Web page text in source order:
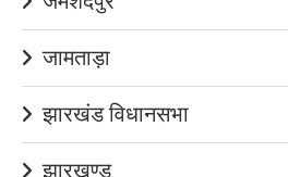
जामताड़ा
झारखंड विधानसभा
झारखण्ड